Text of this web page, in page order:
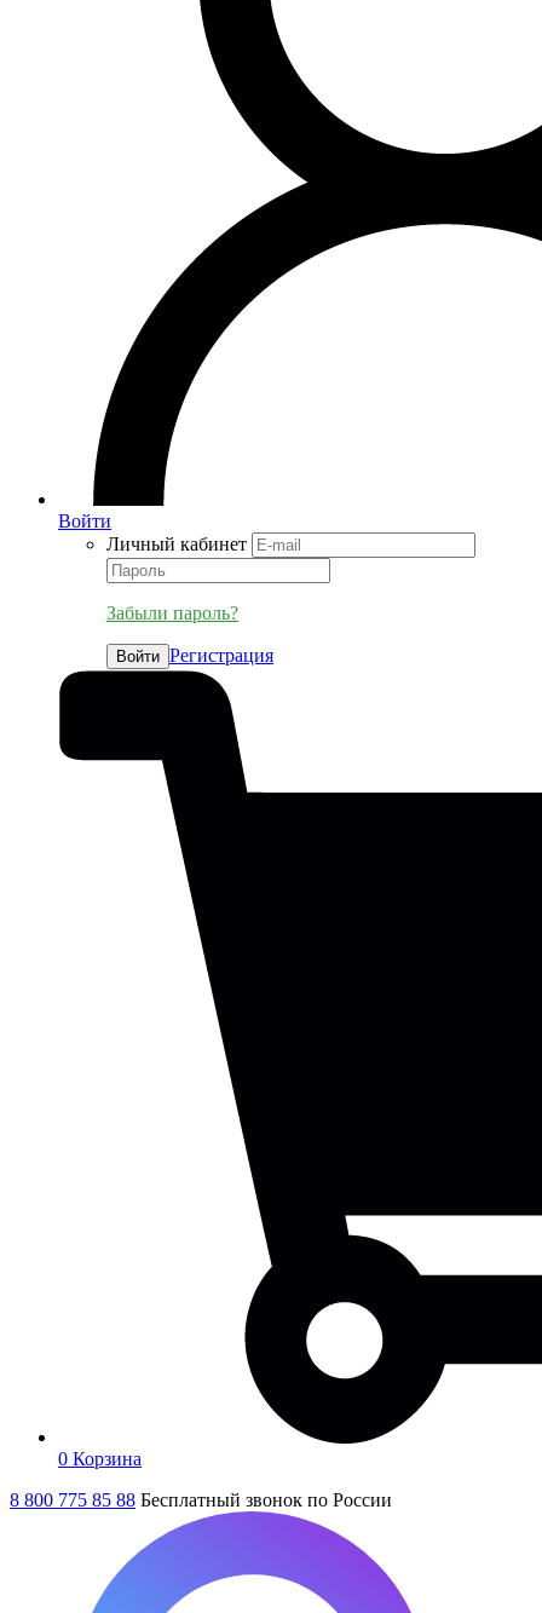
Войти
Личный кабинет
Забыли пароль?
Войти Регистрация
0 Корзина
8 800 775 85 88 Бесплатный звонок по России